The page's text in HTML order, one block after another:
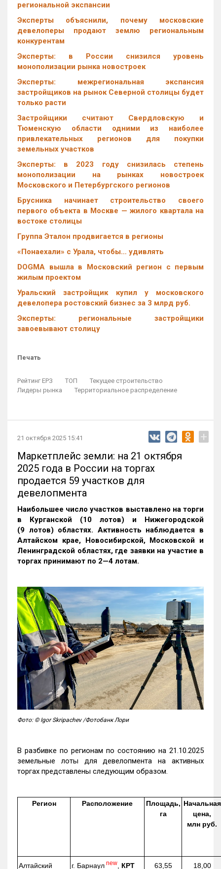
региональной экспансии
Эксперты объяснили, почему московские
девелоперы продают землю региональным
конкурентам
Эксперты: в России снизился уровень
монополизации рынка новостроек
Эксперты: межрегиональная экспансия
застройщиков на рынок Северной столицы будет
только расти
Застройщики считают Свердловскую и
Тюменскую области одними из наиболее
привлекательных регионов для покупки
земельных участков
Эксперты: в 2023 году снизилась степень
монополизации на рынках новостроек
Московского и Петербургского регионов
Брусника начинает строительство своего
первого объекта в Москве — жилого квартала на
востоке столицы
Группа Эталон продвигается в регионы
«Понаехали» с Урала, чтобы… удивлять
DOGMA вышла в Московский регион с первым
жилым проектом
Уральский застройщик купил у московского
девелопера ростовский бизнес за 3 млрд руб.
Эксперты: региональные застройщики
завоевывают столицу
Печать
Рейтинг ЕРЗ ТОП
Текущее строительство
Лидеры рынка
Территориальное распределение
21 октября 2025 15:41 +
Маркетплейс земли: на 21 октября
2025 года в России на торгах
продается 59 участков для
девелопмента
Наибольшее число участков выставлено на торги
в Курганской (10 лотов) и Нижегородской
(9 лотов) областях. Активность наблюдается в
Алтайском крае, Новосибирской, Московской и
Ленинградской областях, где заявки на участие в
торгах принимают по 2—4 лотам.
Фото: © Igor Skripachev /Фотобанк Лори
В разбивке по регионам по состоянию на 21.10.2025
земельные лоты для девелопмента на активных
торгах представлены следующим образом.
Регион Расположение
Площадь,
га
Начальная
цена,
млн руб.
Алтайский г. Барнаул new КРТ 63,55 18,00